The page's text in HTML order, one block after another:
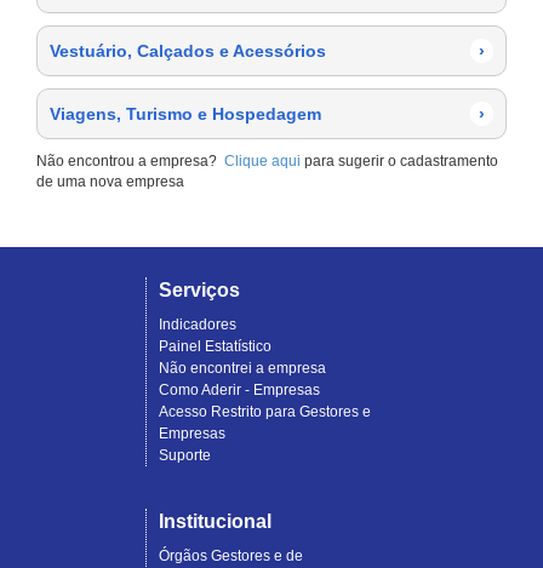
Vestuário, Calçados e Acessórios ›
Viagens, Turismo e Hospedagem ›
Não encontrou a empresa? Clique aqui para sugerir o cadastramento
de uma nova empresa
Serviços
Indicadores
Painel Estatístico
Não encontrei a empresa
Como Aderir - Empresas
Acesso Restrito para Gestores e
Empresas
Suporte
Institucional
Órgãos Gestores e de